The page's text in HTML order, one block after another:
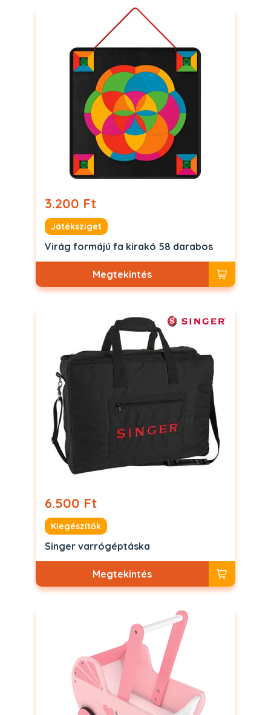
3.200 Ft
Játéksziget
Virág formájú fa kirakó 58 darabos
Megtekintés
6.500 Ft
Kiegészítők
Singer varrógéptáska
Megtekintés